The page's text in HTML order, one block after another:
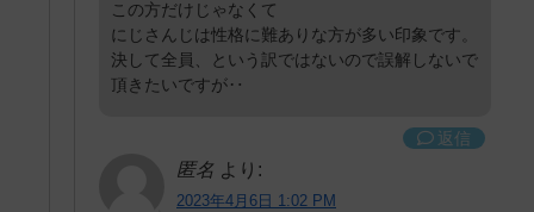
この方だけじゃなくて
にじさんじは性格に難ありな方が多い印象です。
決して全員、という訳ではないので誤解しないで
頂きたいですが‥
返信
匿名 より:
2023年4月6日 1:02 PM